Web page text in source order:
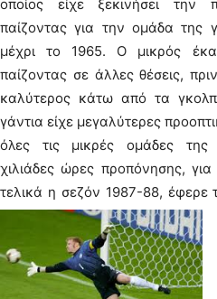
οποίος είχε ξεκινήσει την
παίζοντας για την ομάδα της
μέχρι το 1965. Ο μικρός
παίζοντας σε άλλες θέσεις,
καλύτερος κάτω από τα
γάντια είχε μεγαλύτερες
όλες τις μικρές ομάδες της
χιλιάδες ώρες προπόνησης,
τελικά η σεζόν 1987-88, έφερε